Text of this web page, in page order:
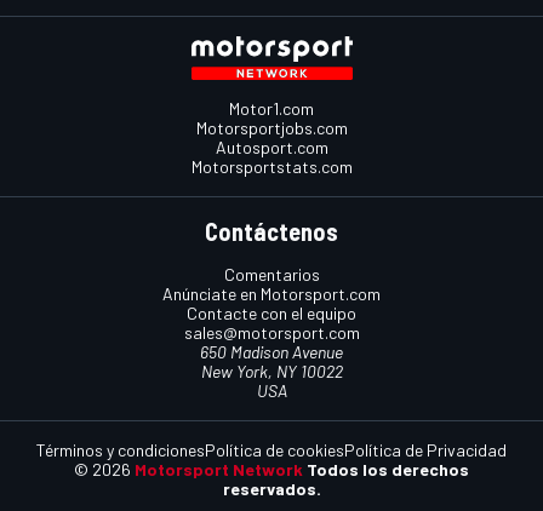
Motor1.com
Motorsportjobs.com
Autosport.com
Motorsportstats.com
Contáctenos
Comentarios
Anúnciate en Motorsport.com
Contacte con el equipo
sales@motorsport.com
650 Madison Avenue
New York, NY 10022
USA
© 2026 Motorsport Network Todos los derechos
reservados.
Términos y condicionesPolítica de cookiesPolítica de Privacidad